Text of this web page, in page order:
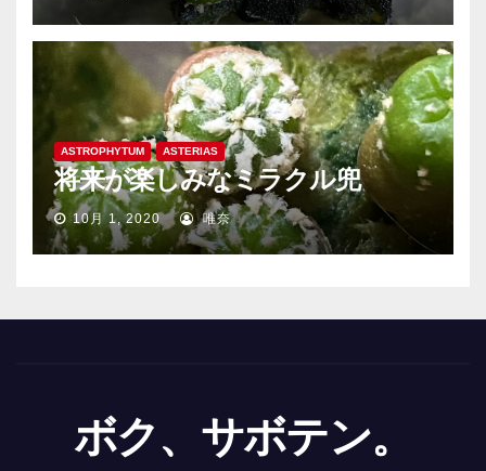
ASTROPHYTUM ASTERIAS
将来が楽しみなミラクル兜
10月 1, 2020 唯奈
ボク、サボテン。